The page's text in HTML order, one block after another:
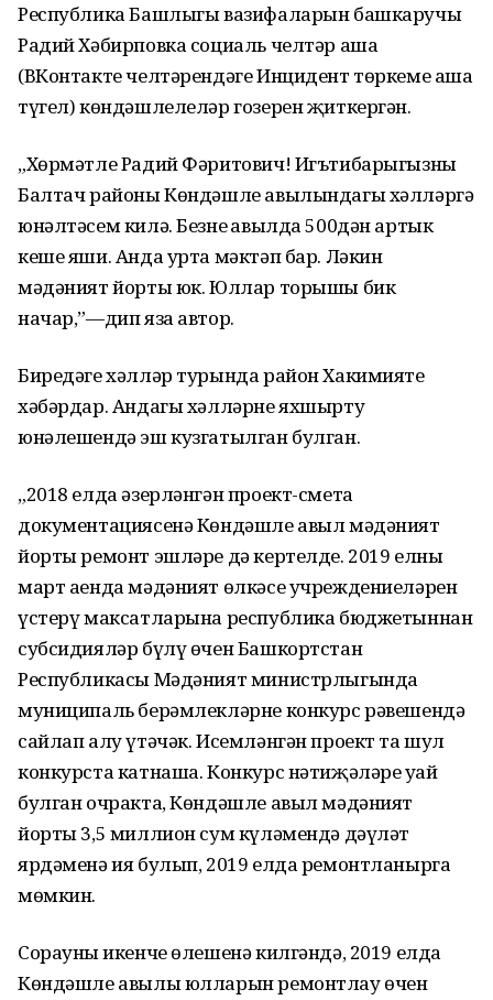
Республика Башлыгы вазифаларын башкаручы
Радий Хәбирповка социаль челтәр аша
(ВКонтакте челтәрендәге Инцидент төркеме аша
түгел) көндәшлелеләр гозерен җиткергән.
„Хөрмәтле Радий Фәритович! Игътибарыгызны
Балтач районы Көндәшле авылындагы хәлләргә
юнәлтәсем килә. Безнең авылда 500дән артык
кеше яши. Анда урта мәктәп бар. Ләкин
мәдәният йорты юк. Юллар торышы бик
начар,”—дип яза автор.
Биредәге хәлләр турында район Хакимияте
хәбәрдар. Андагы хәлләрне яхшырту
юнәлешендә эш кузгатылган булган.
„2018 елда әзерләнгән проект-смета
документациясенә Көндәшле авыл мәдәният
йорты ремонт эшләре дә кертелде. 2019 елның
март аенда мәдәният өлкәсе учреждениеләрен
үстерү максатларына республика бюджетыннан
субсидияләр бүлү өчен Башкортстан
Республикасы Мәдәният министрлыгында
муниципаль берәмлекләрне конкурс рәвешендә
сайлап алу үтәчәк. Исемләнгән проект та шул
конкурста катнаша. Конкурс нәтиҗәләре уңай
булган очракта, Көндәшле авыл мәдәният
йорты 3,5 миллион сум күләмендә дәүләт
ярдәменә ия булып, 2019 елда ремонтланырга
мөмкин.
Сорауның икенче өлешенә килгәндә, 2019 елда
Көндәшле авылы юлларын ремонтлау өчен